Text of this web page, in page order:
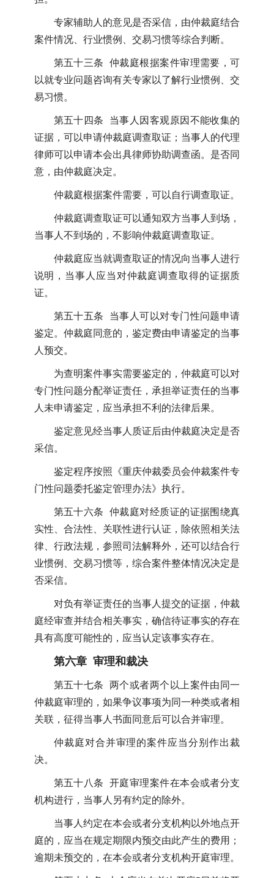
专家辅助人的意见是否采信，由仲裁庭结合
案件情况、行业惯例、交易习惯等综合判断。
第五十三条 仲裁庭根据案件审理需要，可
以就专业问题咨询有关专家以了解行业惯例、交
易习惯。
第五十四条 当事人因客观原因不能收集的
证据，可以申请仲裁庭调查取证；当事人的代理
律师可以申请本会出具律师协助调查函。是否同
意，由仲裁庭决定。
仲裁庭根据案件需要，可以自行调查取证。
仲裁庭调查取证可以通知双方当事人到场，
当事人不到场的，不影响仲裁庭调查取证。
仲裁庭应当就调查取证的情况向当事人进行
说明，当事人应当对仲裁庭调查取得的证据质
证。
第五十五条 当事人可以对专门性问题申请
鉴定。仲裁庭同意的，鉴定费由申请鉴定的当事
人预交。
为查明案件事实需要鉴定的，仲裁庭可以对
专门性问题分配举证责任，承担举证责任的当事
人未申请鉴定，应当承担不利的法律后果。
鉴定意见经当事人质证后由仲裁庭决定是否
采信。
鉴定程序按照《重庆仲裁委员会仲裁案件专
门性问题委托鉴定管理办法》执行。
第五十六条 仲裁庭对经质证的证据围绕真
实性、合法性、关联性进行认证，除依照相关法
律、行政法规，参照司法解释外，还可以结合行
业惯例、交易习惯等，综合案件整体情况决定是
否采信。
对负有举证责任的当事人提交的证据，仲裁
庭经审查并结合相关事实，确信待证事实的存在
具有高度可能性的，应当认定该事实存在。
第六章 审理和裁决
第五十七条 两个或者两个以上案件由同一
仲裁庭审理的，如果争议事项为同一种类或者相
关联，征得当事人书面同意后可以合并审理。
仲裁庭对合并审理的案件应当分别作出裁
决。
第五十八条 开庭审理案件在本会或者分支
机构进行，当事人另有约定的除外。
当事人约定在本会或者分支机构以外地点开
庭的，应当在规定期限内预交由此产生的费用；
逾期未预交的，在本会或者分支机构开庭审理。